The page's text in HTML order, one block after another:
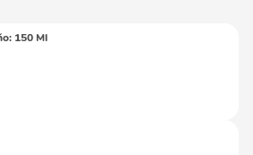
: 150 Ml